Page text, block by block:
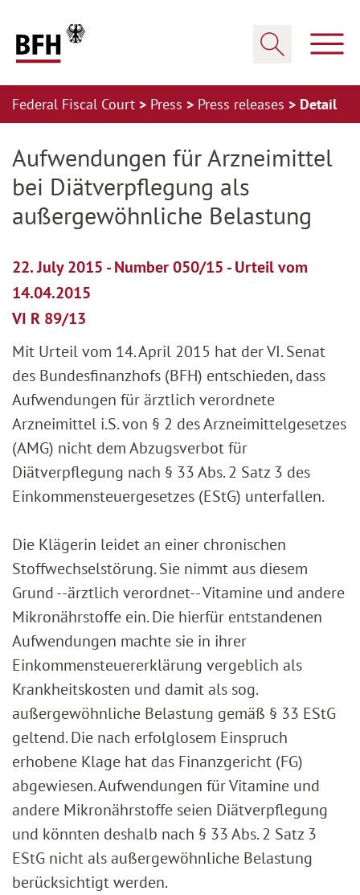
Federal Fiscal Court Press Press releases Detail
Aufwendungen für Arzneimittel
bei Diätverpflegung als
außergewöhnliche Belastung
22. July 2015 - Number 050/15 - Urteil vom
14.04.2015
VI R 89/13
Mit Urteil vom 14. April 2015 hat der VI. Senat
des Bundesfinanzhofs (BFH) entschieden, dass
Aufwendungen für ärztlich verordnete
Arzneimittel i.S. von § 2 des Arzneimittelgesetzes
(AMG) nicht dem Abzugsverbot für
Diätverpflegung nach § 33 Abs. 2 Satz 3 des
Einkommensteuergesetzes (EStG) unterfallen.
Die Klägerin leidet an einer chronischen
Stoffwechselstörung. Sie nimmt aus diesem
Grund --ärztlich verordnet-- Vitamine und andere
Mikronährstoffe ein. Die hierfür entstandenen
Aufwendungen machte sie in ihrer
Einkommensteuererklärung vergeblich als
Krankheitskosten und damit als sog.
außergewöhnliche Belastung gemäß § 33 EStG
geltend. Die nach erfolglosem Einspruch
erhobene Klage hat das Finanzgericht (FG)
abgewiesen. Aufwendungen für Vitamine und
andere Mikronährstoffe seien Diätverpflegung
und könnten deshalb nach § 33 Abs. 2 Satz 3
EStG nicht als außergewöhnliche Belastung
berücksichtigt werden.